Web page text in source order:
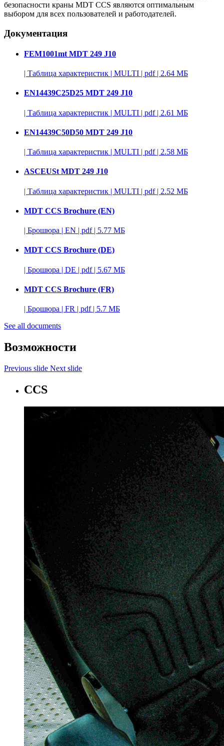
безопасности краны MDT CCS являются оптимальным
выбором для всех пользователей и работодателей.
Документация
FEM1001mt MDT 249 J10
| Таблица характеристик | MULTI | pdf | 2.64 МБ
EN14439C25D25 MDT 249 J10
| Таблица характеристик | MULTI | pdf | 2.61 МБ
EN14439C50D50 MDT 249 J10
| Таблица характеристик | MULTI | pdf | 2.58 МБ
ASCEUSt MDT 249 J10
| Таблица характеристик | MULTI | pdf | 2.52 МБ
MDT CCS Brochure (EN)
| Брошюра | EN | pdf | 5.77 МБ
MDT CCS Brochure (DE)
| Брошюра | DE | pdf | 5.67 МБ
MDT CCS Brochure (FR)
| Брошюра | FR | pdf | 5.7 МБ
See all documents
Возможности
Previous slide Next slide
CCS